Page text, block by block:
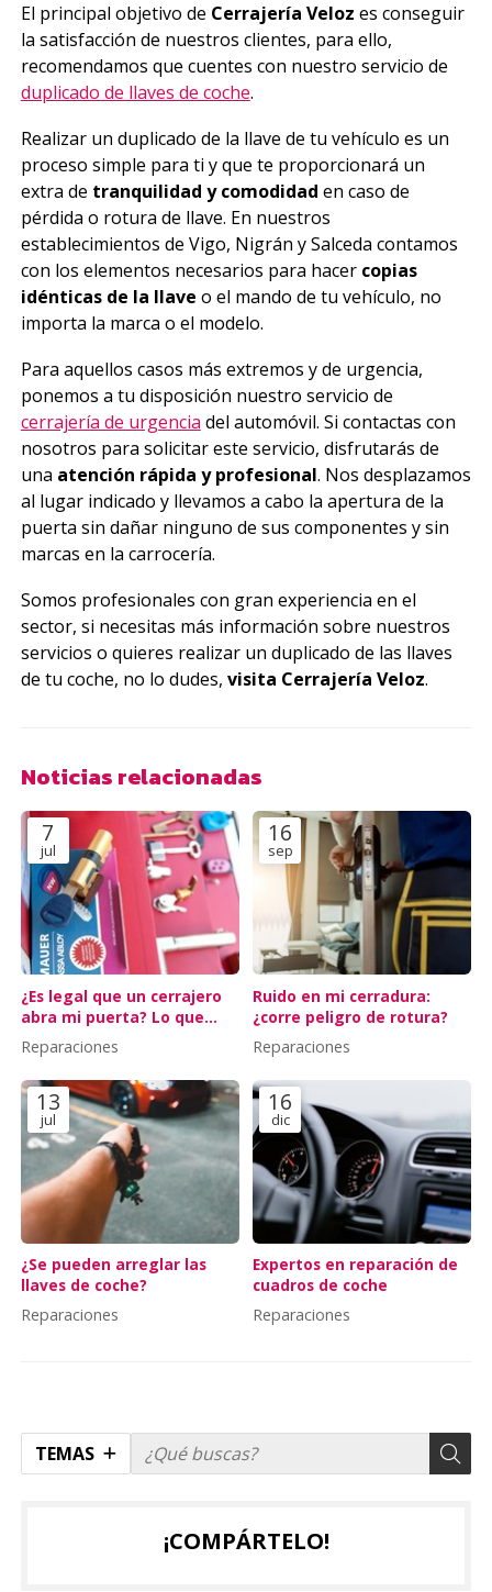
TEMAS
El principal objetivo de Cerrajería Veloz es conseguir
la satisfacción de nuestros clientes, para ello,
recomendamos que cuentes con nuestro servicio de
duplicado de llaves de coche.
Realizar un duplicado de la llave de tu vehículo es un
proceso simple para ti y que te proporcionará un
extra de tranquilidad y comodidad en caso de
pérdida o rotura de llave. En nuestros
establecimientos de Vigo, Nigrán y Salceda contamos
con los elementos necesarios para hacer copias
idénticas de la llave o el mando de tu vehículo, no
importa la marca o el modelo.
Para aquellos casos más extremos y de urgencia,
ponemos a tu disposición nuestro servicio de
cerrajería de urgencia del automóvil. Si contactas con
nosotros para solicitar este servicio, disfrutarás de
una atención rápida y profesional. Nos desplazamos
al lugar indicado y llevamos a cabo la apertura de la
puerta sin dañar ninguno de sus componentes y sin
marcas en la carrocería.
Somos profesionales con gran experiencia en el
sector, si necesitas más información sobre nuestros
servicios o quieres realizar un duplicado de las llaves
de tu coche, no lo dudes, visita Cerrajería Veloz.
Noticias relacionadas
7
jul
¿Es legal que un cerrajero
abra mi puerta? Lo que
dice la ley
Reparaciones
16
sep
Ruido en mi cerradura:
¿corre peligro de rotura?
Reparaciones
13
jul
¿Se pueden arreglar las
llaves de coche?
Reparaciones
16
dic
Expertos en reparación de
cuadros de coche
Reparaciones
¡COMPÁRTELO!